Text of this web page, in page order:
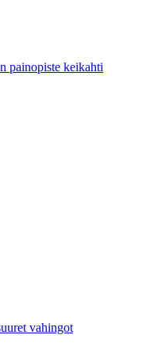
painopiste keikahti
vahingot